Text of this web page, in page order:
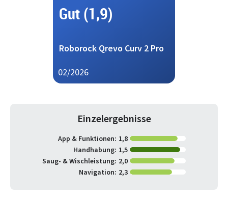
Gut (1,9)
Roborock Qrevo Curv 2 Pro
02/2026
Einzelergebnisse
App & Funktionen: 1,8
Handhabung: 1,5
Saug- & Wischleistung: 2,0
Navigation: 2,3